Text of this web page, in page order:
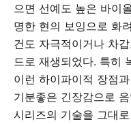
으면 선예도 높은 바이
명한 현의 보잉으로 화
건도 자극적이거나 차
드로 재생되었다. 특히
이런 하이파이적 장점
기분좋은 긴장감으로
시리즈의 기술을 그대